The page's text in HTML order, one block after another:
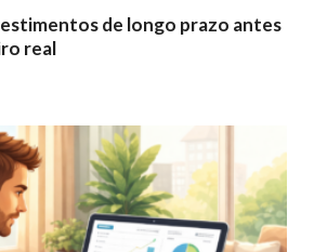
de longo prazo antes
real